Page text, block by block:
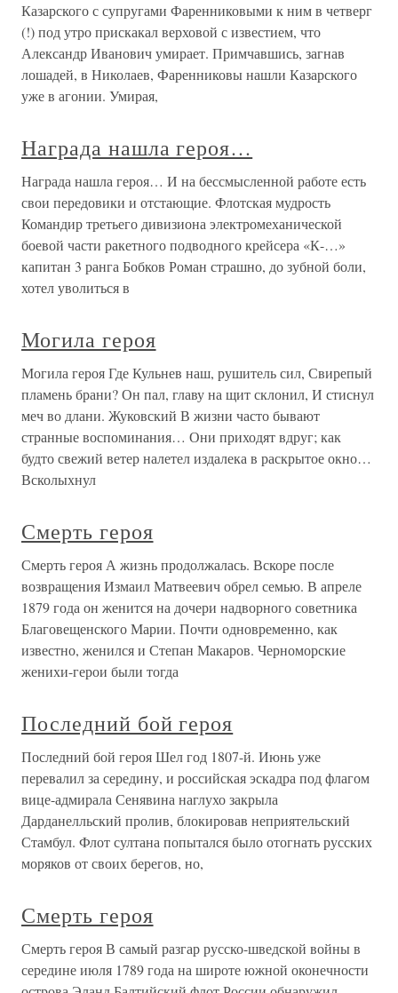
Казарского с супругами Фаренниковыми к ним в четверг
(!) под утро прискакал верховой с известием, что
Александр Иванович умирает. Примчавшись, загнав
лошадей, в Николаев, Фаренниковы нашли Казарского
уже в агонии. Умирая,
Награда нашла героя…
Награда нашла героя… И на бессмысленной работе есть
свои передовики и отстающие. Флотская мудрость
Командир третьего дивизиона электромеханической
боевой части ракетного подводного крейсера «К-…»
капитан 3 ранга Бобков Роман страшно, до зубной боли,
хотел уволиться в
Могила героя
Могила героя Где Кульнев наш, рушитель сил, Свирепый
пламень брани? Он пал, главу на щит склонил, И стиснул
меч во длани. Жуковский В жизни часто бывают
странные воспоминания… Они приходят вдруг; как
будто свежий ветер налетел издалека в раскрытое окно…
Всколыхнул
Смерть героя
Смерть героя А жизнь продолжалась. Вскоре после
возвращения Измаил Матвеевич обрел семью. В апреле
1879 года он женится на дочери надворного советника
Благовещенского Марии. Почти одновременно, как
известно, женился и Степан Макаров. Черноморские
женихи-герои были тогда
Последний бой героя
Последний бой героя Шел год 1807-й. Июнь уже
перевалил за середину, и российская эскадра под флагом
вице-адмирала Сенявина наглухо закрыла
Дарданелльский пролив, блокировав неприятельский
Стамбул. Флот султана попытался было отогнать русских
моряков от своих берегов, но,
Смерть героя
Смерть героя В самый разгар русско-шведской войны в
середине июля 1789 года на широте южной оконечности